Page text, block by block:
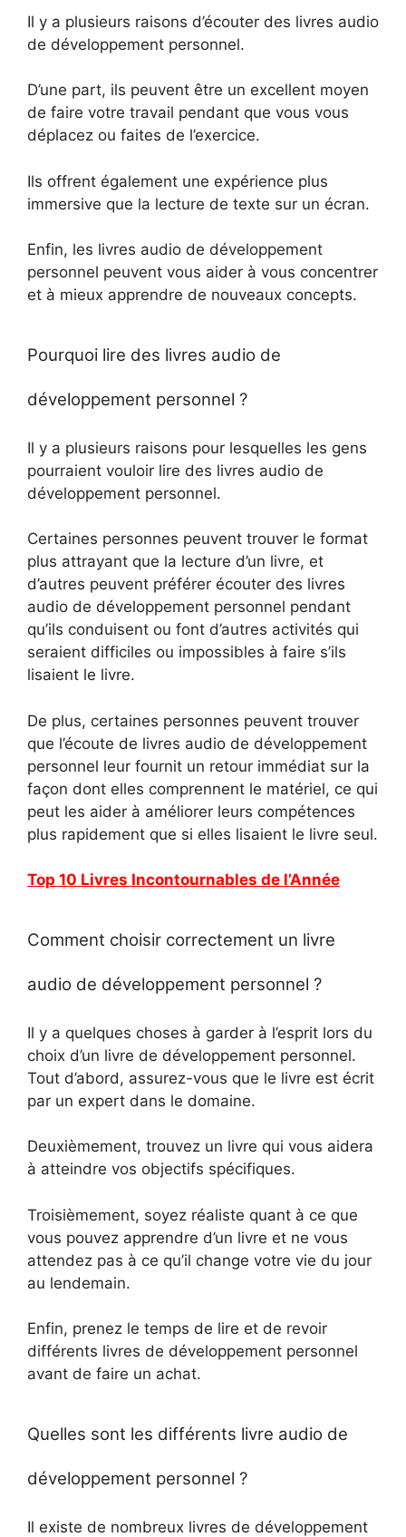
Il y a plusieurs raisons d’écouter des livres audio
de développement personnel.
D’une part, ils peuvent être un excellent moyen
de faire votre travail pendant que vous vous
déplacez ou faites de l’exercice.
Ils offrent également une expérience plus
immersive que la lecture de texte sur un écran.
Enfin, les livres audio de développement
personnel peuvent vous aider à vous concentrer
et à mieux apprendre de nouveaux concepts.
Pourquoi lire des livres audio de
développement personnel ?
Il y a plusieurs raisons pour lesquelles les gens
pourraient vouloir lire des livres audio de
développement personnel.
Certaines personnes peuvent trouver le format
plus attrayant que la lecture d’un livre, et
d’autres peuvent préférer écouter des livres
audio de développement personnel pendant
qu’ils conduisent ou font d’autres activités qui
seraient difficiles ou impossibles à faire s’ils
lisaient le livre.
De plus, certaines personnes peuvent trouver
que l’écoute de livres audio de développement
personnel leur fournit un retour immédiat sur la
façon dont elles comprennent le matériel, ce qui
peut les aider à améliorer leurs compétences
plus rapidement que si elles lisaient le livre seul.
Top 10 Livres Incontournables de l’Année
Comment choisir correctement un livre
audio de développement personnel ?
Il y a quelques choses à garder à l’esprit lors du
choix d’un livre de développement personnel.
Tout d’abord, assurez-vous que le livre est écrit
par un expert dans le domaine.
Deuxièmement, trouvez un livre qui vous aidera
à atteindre vos objectifs spécifiques.
Troisièmement, soyez réaliste quant à ce que
vous pouvez apprendre d’un livre et ne vous
attendez pas à ce qu’il change votre vie du jour
au lendemain.
Enfin, prenez le temps de lire et de revoir
différents livres de développement personnel
avant de faire un achat.
Quelles sont les différents livre audio de
développement personnel ?
Il existe de nombreux livres de développement